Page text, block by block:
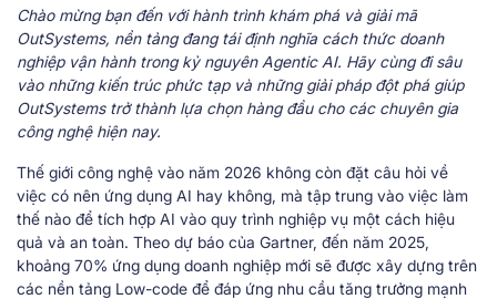
Chào mừng bạn đến với hành trình khám phá và giải mã
OutSystems, nền tảng đang tái định nghĩa cách thức doanh
nghiệp vận hành trong kỷ nguyên Agentic AI. Hãy cùng đi sâu
vào những kiến trúc phức tạp và những giải pháp đột phá giúp
OutSystems trở thành lựa chọn hàng đầu cho các chuyên gia
công nghệ hiện nay.
Thế giới công nghệ vào năm 2026 không còn đặt câu hỏi về
việc có nên ứng dụng AI hay không, mà tập trung vào việc làm
thế nào để tích hợp AI vào quy trình nghiệp vụ một cách hiệu
quả và an toàn. Theo dự báo của Gartner, đến năm 2025,
khoảng 70% ứng dụng doanh nghiệp mới sẽ được xây dựng trên
các nền tảng Low-code để đáp ứng nhu cầu tăng trưởng mạnh